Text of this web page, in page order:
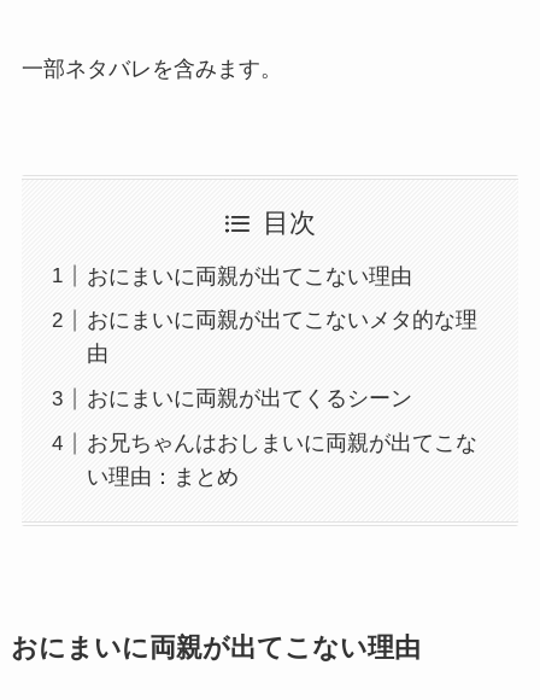
一部ネタバレを含みます。
目次
おにまいに両親が出てこない理由
おにまいに両親が出てこないメタ的な理
由
おにまいに両親が出てくるシーン
お兄ちゃんはおしまいに両親が出てこな
い理由：まとめ
おにまいに両親が出てこない理由